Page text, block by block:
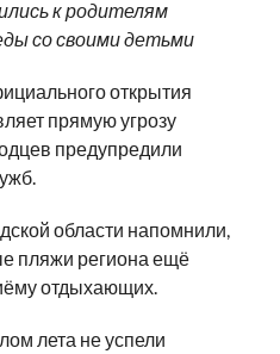
к родителям
со своими детьми
открытия
прямую угрозу
предупредили
области напомнили,
пляжи региона ещё
отдыхающих.
лета не успели